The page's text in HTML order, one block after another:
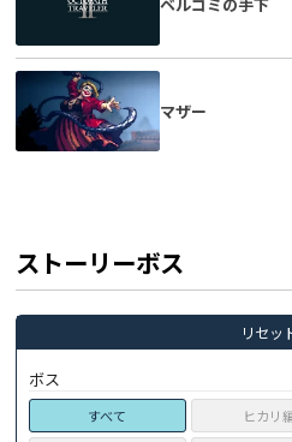
マザー
ストーリーボス
リセッ
ボス
すべて ヒカリ